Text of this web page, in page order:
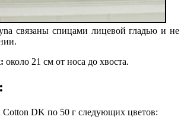
связаны спицами лицевой гладью и не
около 21 см от носа до хвоста.
DK по 50 г следующих цветов: